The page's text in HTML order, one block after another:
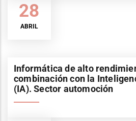
28
ABRIL
Informática de alto
combinación con la
(IA). Sector automoción